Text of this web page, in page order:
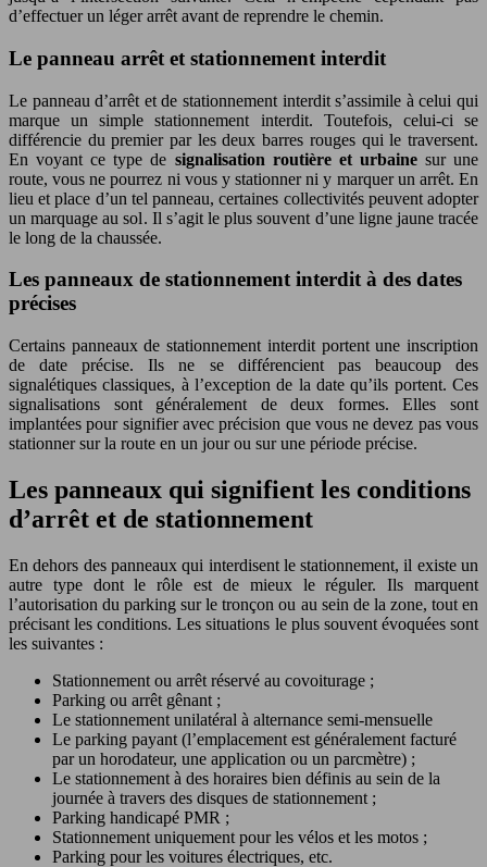
d’effectuer un léger arrêt avant de reprendre le chemin.
Le panneau arrêt et stationnement interdit
Le panneau d’arrêt et de stationnement interdit s’assimile à celui qui
marque un simple stationnement interdit. Toutefois, celui-ci se
différencie du premier par les deux barres rouges qui le traversent.
En voyant ce type de signalisation routière et urbainesur une
route, vous ne pourrez ni vous y stationner ni y marquer un arrêt. En
lieu et place d’un tel panneau, certaines collectivités peuvent adopter
un marquage au sol. Il s’agit le plus souvent d’une ligne jaune tracée
le long de la chaussée.
Les panneaux de stationnement interdit à des dates
précises
Certains panneaux de stationnement interdit portent une inscription
de date précise. Ils ne se différencient pas beaucoup des
signalétiques classiques, à l’exception de la date qu’ils portent. Ces
signalisations sont généralement de deux formes. Elles sont
implantées pour signifier avec précision que vous ne devez pas vous
stationner sur la route en un jour ou sur une période précise.
Les panneaux qui signifient les conditions
d’arrêt et de stationnement
En dehors des panneaux qui interdisent le stationnement, il existe un
autre type dont le rôle est de mieux le réguler. Ils marquent
l’autorisation du parking sur le tronçon ou au sein de la zone, tout en
précisant les conditions. Les situations le plus souvent évoquées sont
les suivantes :
Stationnement ou arrêt réservé au covoiturage ;
Parking ou arrêt gênant ;
Le stationnement unilatéral à alternance semi-mensuelle
Le parking payant (l’emplacement est généralement facturé
par un horodateur, une application ou un parcmètre) ;
Le stationnement à des horaires bien définis au sein de la
journée à travers des disques de stationnement ;
Parking handicapé PMR ;
Stationnement uniquement pour les vélos et les motos ;
Parking pour les voitures électriques, etc.